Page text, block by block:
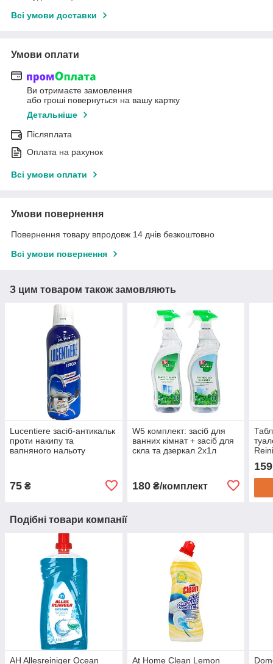
Всі умови доставки
Умови оплати
Ви отримаєте замовлення
або гроші повернуться на вашу картку
Детальніше
Післяплата
Оплата на рахунок
Всі умови оплати
Умови повернення
Повернення товару впродовж 14 днів безкоштовно
Всі умови повернення
З цим товаром також замовляють
Lucentiere засіб-антикальк
проти накипу та
вапняного нальоту
75 ₴
W5 комплект: засіб для
ванних кімнат + засіб для
скла та дзеркал 2х1л
180₴/комплект
159
Подібні товари компанії
AH Allesreiniger Ocean
At Home Clean Lemon